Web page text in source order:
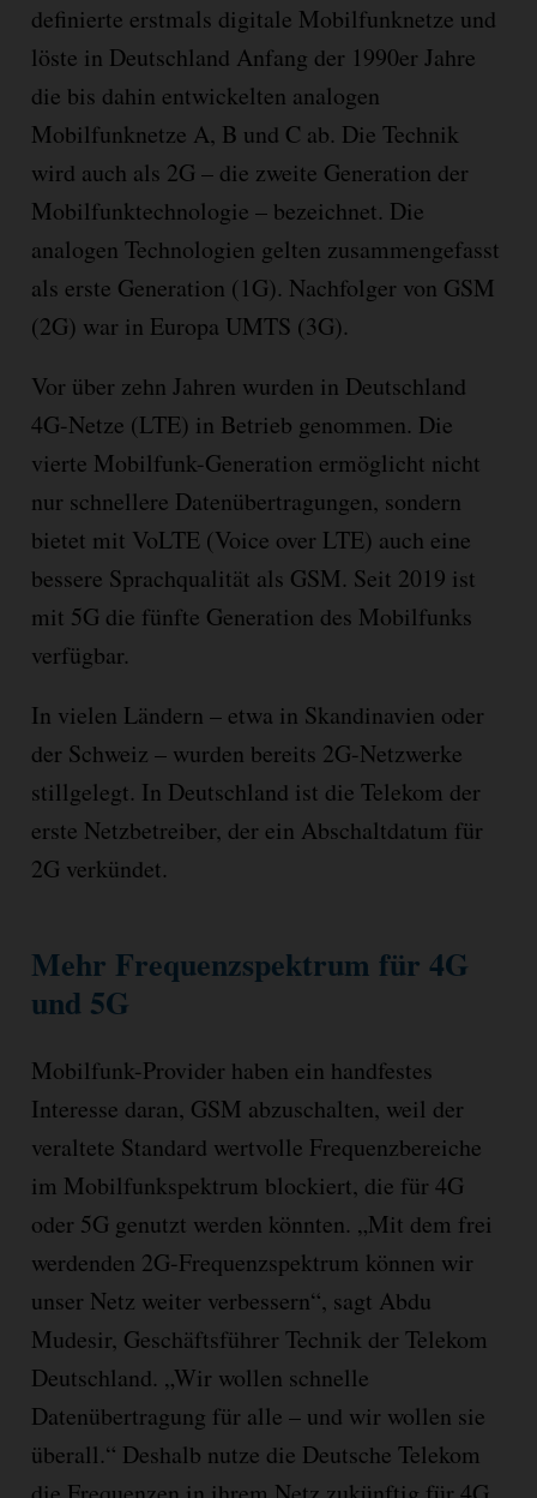
definierte erstmals digi­tale Mobil­funk­netze und
löste in Deutsch­land Anfang der 1990er Jahre
die bis dahin entwi­ckelten analogen
Mobil­funk­netze A, B und C ab. Die Technik
wird auch als 2G – die zweite Gene­ration der
Mobil­funk­tech­nologie – bezeichnet. Die
analogen Tech­nolo­gien gelten zusam­men­gefasst
als erste Generation (1G). Nach­folger von GSM
(2G) war in Europa UMTS (3G).
Vor über zehn Jahren wurden in Deutschland
4G-Netze (LTE) in Betrieb genommen. Die
vierte Mobilfunk-Generation ermöglicht nicht
nur schnellere Datenübertragungen, sondern
bietet mit VoLTE (Voice over LTE) auch eine
bessere Sprachqualität als GSM. Seit 2019 ist
mit 5G die fünfte Generation des Mobilfunks
verfügbar.
In vielen Ländern – etwa in Skandinavien oder
der Schweiz – wurden bereits 2G-Netzwerke
stillgelegt. In Deutschland ist die Telekom der
erste Netzbetreiber, der ein Abschaltdatum für
2G verkündet.
Mehr Frequenzspektrum für 4G
und 5G
Mobilfunk-Provider haben ein handfestes
Interesse daran, GSM abzuschalten, weil der
veraltete Standard wertvolle Frequenzbereiche
im Mobilfunkspektrum blockiert, die für 4G
oder 5G genutzt werden könnten. „Mit dem frei
werdenden 2G-Frequenzspektrum können wir
unser Netz weiter verbessern“, sagt Abdu
Mudesir, Geschäftsführer Technik der Telekom
Deutschland. „Wir wollen schnelle
Datenübertragung für alle – und wir wollen sie
überall.“ Deshalb nutze die Deutsche Telekom